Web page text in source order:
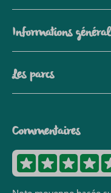
Informations
Les parcs
Commentaires